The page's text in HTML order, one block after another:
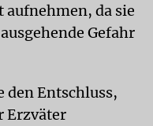
da sie
Gefahr
den Entschluss,
Erzväter